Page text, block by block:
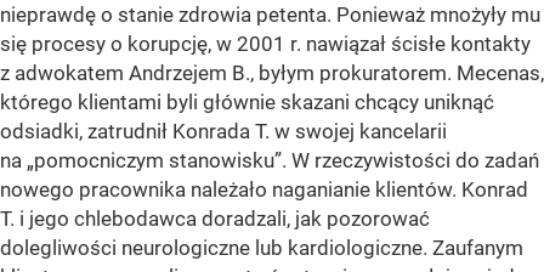
nieprawdę o stanie zdrowia petenta. Ponieważ mnożyły mu
się procesy o korupcję, w 2001 r. nawiązał ścisłe kontakty
z adwokatem Andrzejem B., byłym prokuratorem. Mecenas,
którego klientami byli głównie skazani chcący uniknąć
odsiadki, zatrudnił Konrada T. w swojej kancelarii
na „pomocniczym stanowisku”. W rzeczywistości do zadań
nowego pracownika należało naganianie klientów. Konrad
T. i jego chlebodawca doradzali, jak pozorować
dolegliwości neurologiczne lub kardiologiczne. Zaufanym